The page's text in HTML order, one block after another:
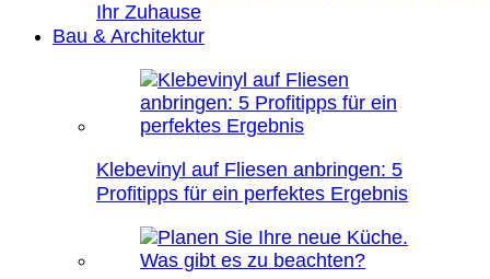
Ihr Zuhause
Bau & Architektur
Klebevinyl auf Fliesen anbringen: 5
Profitipps für ein perfektes Ergebnis